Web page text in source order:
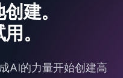
建。
。
AI的力量开始创建高